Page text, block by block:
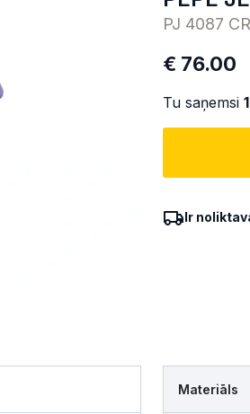
PJ 4087
€ 76.00
Tu saņemsi 1
Ir
Materiāls